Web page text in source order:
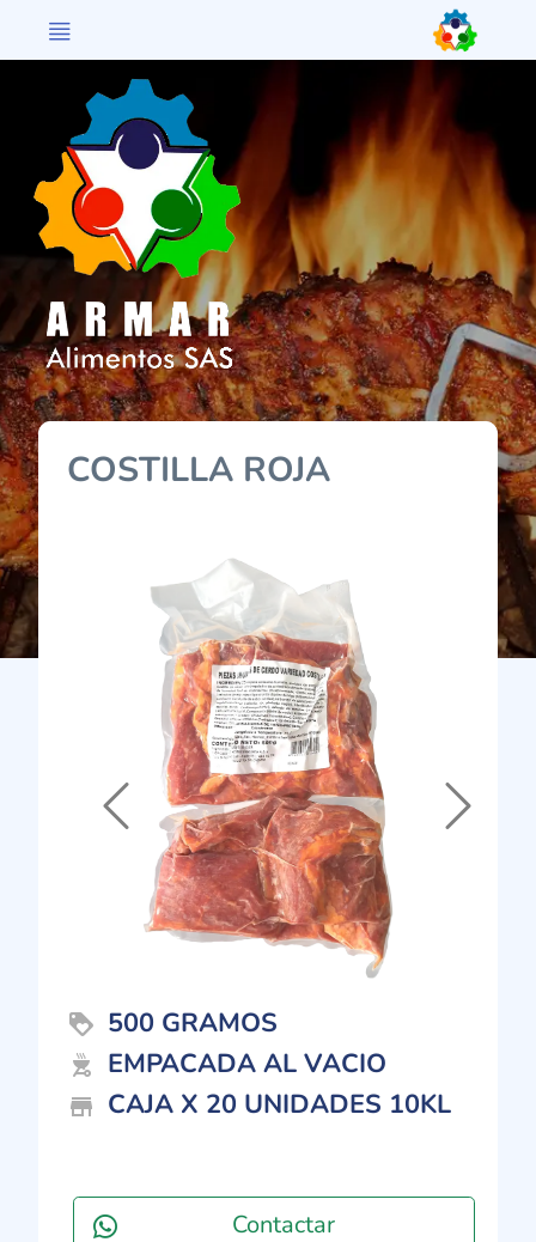
>
COSTILLA ROJA
Previous Next
loyalty 500 GRAMOS
outdoor_grill EMPACADA AL VACIO
store_mall_directory CAJA X 20 UNIDADES 10KL
Contactar